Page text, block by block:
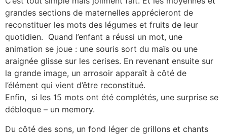
grandes sections de maternelles apprécieront de
reconstituer les mots des légumes et fruits de leur
quotidien. Quand l’enfant a réussi un mot, une
animation se joue : une souris sort du maïs ou une
araignée glisse sur les cerises. En revenant ensuite sur
la grande image, un arrosoir apparaît à côté de
l’élément qui vient d’être reconstitué.
Enfin, si les 15 mots ont été complétés, une surprise se
débloque – un memory.
Du côté des sons, un fond léger de grillons et chants